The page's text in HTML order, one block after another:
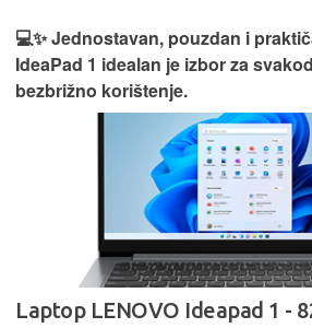
💻✨ Jednostavan, pouzdan i
IdeaPad 1 idealan je izbor za
bezbrižno korištenje.
Laptop LENOVO Ideapad 1 -